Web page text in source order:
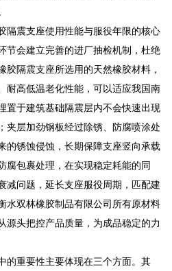
隔震支座使用性能与服役年限的核心
节会建立完善的进厂抽检机制，杜绝
胶隔震支座所选用的天然橡胶材料，
耐高低温老化性能，可以适应我国南
置于建筑基础隔震层内不会快速出现
夹层加劲钢板经过除锈、防腐喷涂处
的锈蚀侵蚀，长期保障支座竖向承载
腐包裹处理，在实现稳定耗能的同
减问题，延长支座服役周期，匹配建
水双林橡胶制品有限公司所有原材料
源头把控产品质量，为成品稳定的力
的重要性主要体现在三个方面。其